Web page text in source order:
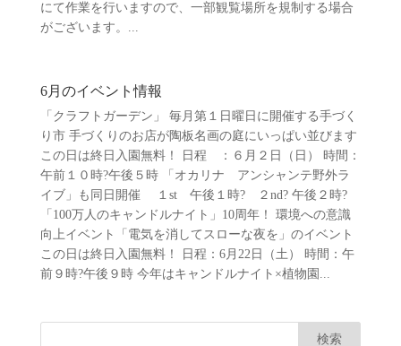
にて作業を行いますので、一部観覧場所を規制する場合
がございます。...
6月のイベント情報
「クラフトガーデン」 毎月第１日曜日に開催する手づく
り市 手づくりのお店が陶板名画の庭にいっぱい並びます
この日は終日入園無料！ 日程 ：６月２日（日） 時間：
午前１０時?午後５時 「オカリナ アンシャンテ野外ラ
イブ」も同日開催 １st 午後１時? ２nd? 午後２時?
「100万人のキャンドルナイト」10周年！ 環境への意識
向上イベント「電気を消してスローな夜を」のイベント
この日は終日入園無料！ 日程：6月22日（土） 時間：午
前９時?午後９時 今年はキャンドルナイト×植物園...